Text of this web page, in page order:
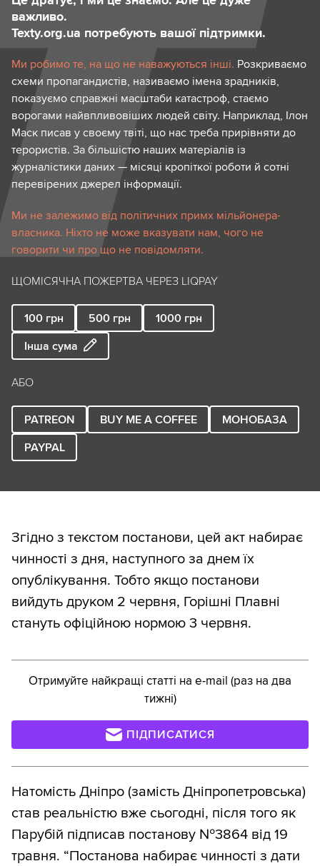
важливо.
Texty.org.ua потребують вашої підтримки.
Ми робимо те, на що не наважуються інші. Розкриваємо
схеми пропагандистів, називаємо імена зрадників,
показуємо справжні масштаби катастроф, стаємо
ворогами найвпливовіших людей світу. Наприклад, Ілон
Маск писав у своєму твіті, що нас треба прирівняти до
терористів. За більшістю наших матеріалів із
журналістики даних — місяці кропіткої роботи й сотні
перевірених джерел інформації.
Ми не залежимо від політичних примх мільйонера-
власника. Ніхто не може вказувати нам, чого не
говорити чи про що не повідомляти.
ЩОМІСЯЧНА ПОЖЕРТВА ЧЕРЕЗ LIQPAY
100 грн 500 грн 1000 грн
Інша сума
АБО
PATREON BUY ME A COFFEE
МОНОБАЗА
PAYPAL
Згідно з текстом постанови, цей акт набирає
чинності з дня, наступного за днем їх
опублікування. Тобто якщо постанови
вийдуть друком 2 червня, Горішні Плавні
стануть офіційною нормою 3 червня.
Отримуйте найкращі статті на e-mail (раз на два
тижні)
ПІДПИСАТИСЯ
Натомість Дніпро (замість Дніпропетровська)
став реальністю вже сьогодні, після того як
Парубій підписав постанову №3864 від 19
травня. “Постанова набирає чинності з дати